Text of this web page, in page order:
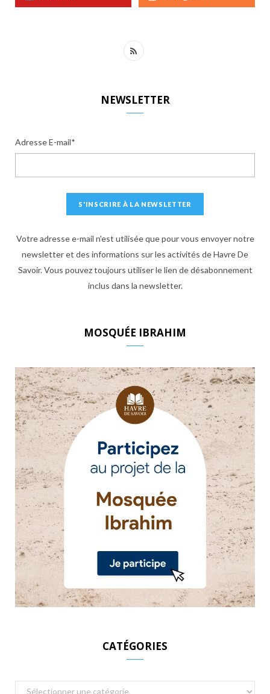
R
NEWSLETTER
Adresse E-mail*
Votre adresse e-mail n'est utilisée que pour vous envoyer notre
newsletter et des informations sur les activités de Havre De
Savoir. Vous pouvez toujours utiliser le lien de désabonnement
inclus dans la newsletter.
MOSQUÉE IBRAHIM
CATÉGORIES
Catégories